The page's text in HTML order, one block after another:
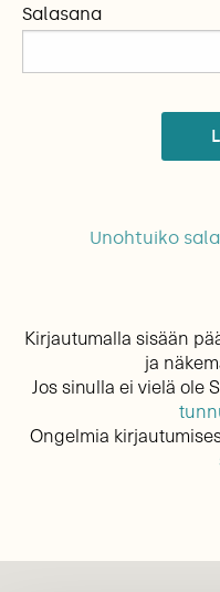
Salasana
Unohtuiko
Kirjautumalla sisään
ja
Jos sinulla ei vielä ole
Ongelmia